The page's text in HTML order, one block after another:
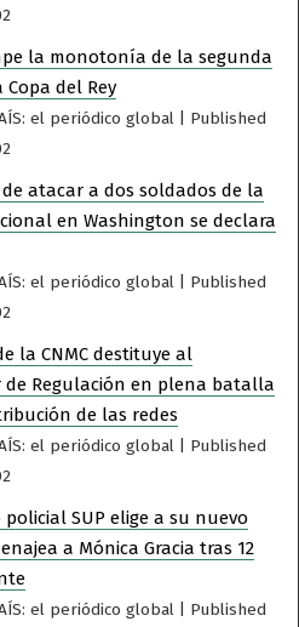
la monotonía de la segunda
del Rey
el periódico global
Published
atacar a dos soldados de la
en Washington se declara
el periódico global
Published
la CNMC destituye al
de Regulación en plena batalla
de las redes
el periódico global
Published
policial SUP elige a su nuevo
a Mónica Gracia tras 12
el periódico global
Published